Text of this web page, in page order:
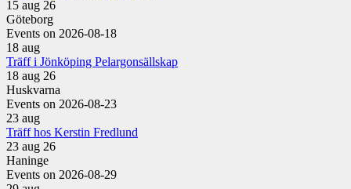
15 aug 26
Göteborg
Events on 2026-08-18
18 aug
Träff i Jönköping Pelargonsällskap
18 aug 26
Huskvarna
Events on 2026-08-23
23 aug
Träff hos Kerstin Fredlund
23 aug 26
Haninge
Events on 2026-08-29